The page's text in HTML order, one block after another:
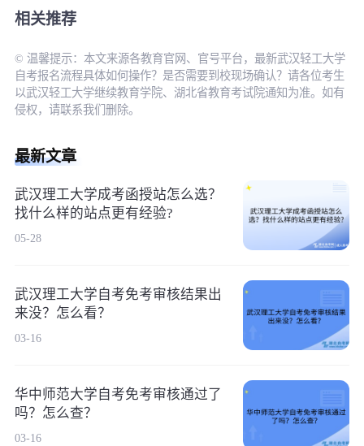
相关推荐
© 温馨提示：本文来源各教育官网、官号平台，最新武汉轻工大学
自考报名流程具体如何操作？是否需要到校现场确认？请各位考生
以武汉轻工大学继续教育学院、湖北省教育考试院通知为准。如有
侵权，请联系我们删除。
最新文章
武汉理工大学成考函授站怎么选？
找什么样的站点更有经验?
05-28
武汉理工大学自考免考审核结果出
来没？怎么看？
03-16
华中师范大学自考免考审核通过了
吗？怎么查？
03-16